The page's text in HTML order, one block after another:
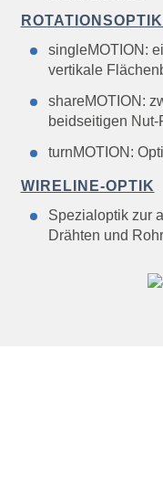
singleMOTION:
vertikale
shareMOTION:
beidseitigen
turnMOTION:
WIRELINE-OPTIK
Spezialoptik zur
Drähten und